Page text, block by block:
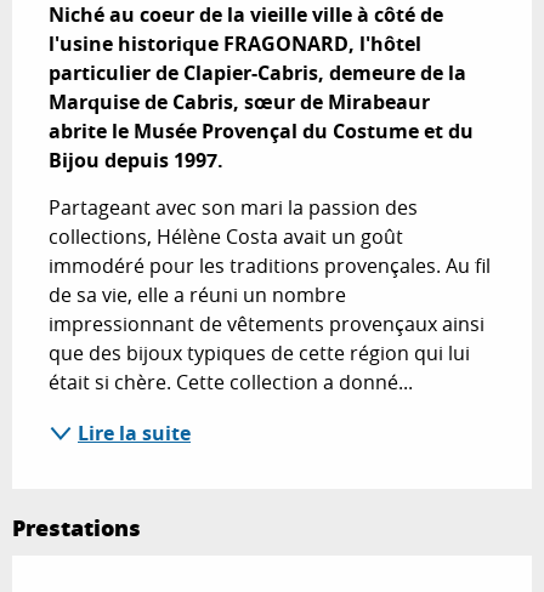
Niché au coeur de la vieille ville à côté de
l'usine historique FRAGONARD, l'hôtel
particulier de Clapier-Cabris, demeure de la
Marquise de Cabris, sœur de Mirabeaur
abrite le Musée Provençal du Costume et du
Bijou depuis 1997.
Partageant avec son mari la passion des
collections, Hélène Costa avait un goût
immodéré pour les traditions provençales. Au fil
de sa vie, elle a réuni un nombre
impressionnant de vêtements provençaux ainsi
que des bijoux typiques de cette région qui lui
était si chère. Cette collection a donné...
Lire la suite
Prestations